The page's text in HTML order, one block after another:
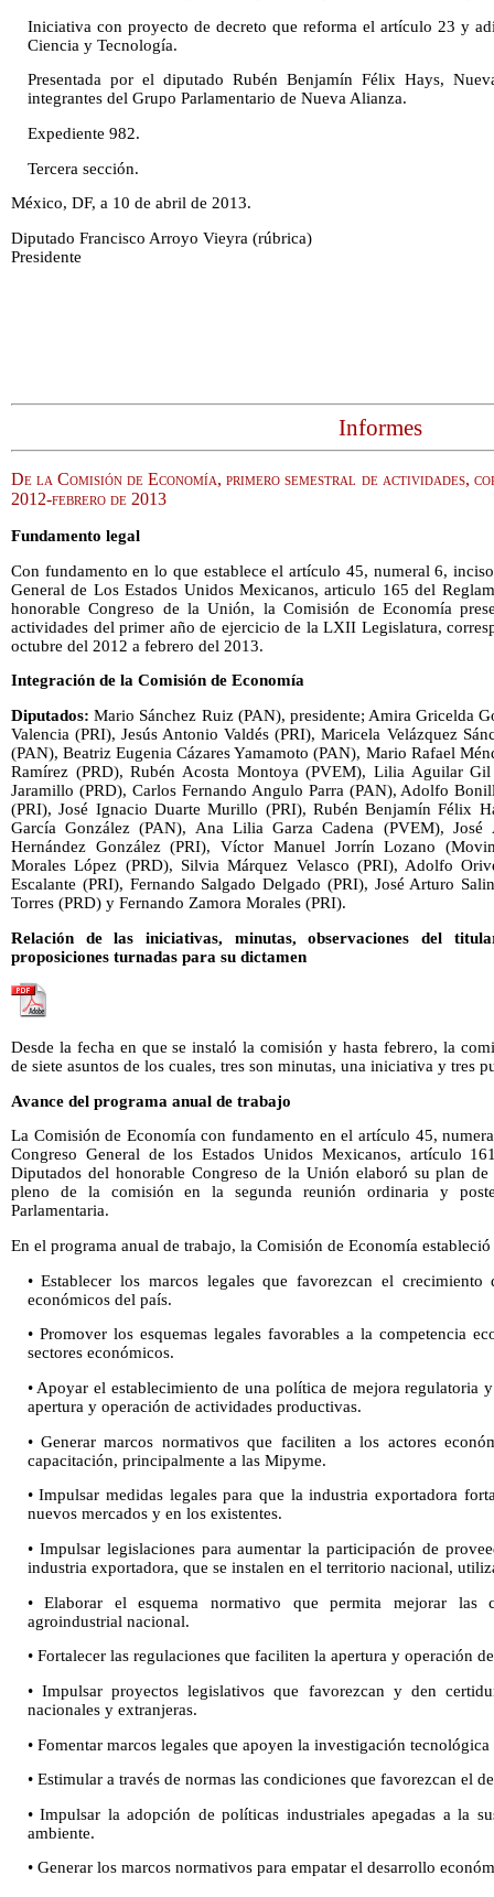
Iniciativa con proyecto de decreto que reforma el artículo 23 y
Ciencia y Tecnología.
Presentada por el diputado Rubén Benjamín Félix Hays,
integrantes del Grupo Parlamentario de Nueva Alianza.
Expediente 982.
Tercera sección.
México, DF, a 10 de abril de 2013.
Diputado Francisco Arroyo Vieyra (rúbrica)
Presidente
Informes
De la Comisión de Economía, primero semestral de actividades,
2012-febrero de 2013
Fundamento legal
Con fundamento en lo que establece el artículo 45, numeral 6,
General de Los Estados Unidos Mexicanos, articulo 165 del
honorable Congreso de la Unión, la Comisión de Economía
actividades del primer año de ejercicio de la LXII Legislatura,
octubre del 2012 a febrero del 2013.
Integración de la Comisión de Economía
Diputados: Mario Sánchez Ruiz (PAN), presidente; Amira Gricelda
Valencia (PRI), Jesús Antonio Valdés (PRI), Maricela Velázquez
(PAN), Beatriz Eugenia Cázares Yamamoto (PAN), Mario Rafael
Ramírez (PRD), Rubén Acosta Montoya (PVEM), Lilia Aguilar
Jaramillo (PRD), Carlos Fernando Angulo Parra (PAN), Adolfo
(PRI), José Ignacio Duarte Murillo (PRI), Rubén Benjamín Félix
García González (PAN), Ana Lilia Garza Cadena (PVEM),
Hernández González (PRI), Víctor Manuel Jorrín Lozano
Morales López (PRD), Silvia Márquez Velasco (PRI), Adolfo
Escalante (PRI), Fernando Salgado Delgado (PRI), José Arturo
Torres (PRD) y Fernando Zamora Morales (PRI).
Relación de las iniciativas, minutas, observaciones del
proposiciones turnadas para su dictamen
Desde la fecha en que se instaló la comisión y hasta febrero, la
de siete asuntos de los cuales, tres son minutas, una iniciativa y tres
Avance del programa anual de trabajo
La Comisión de Economía con fundamento en el artículo 45,
Congreso General de los Estados Unidos Mexicanos, artículo
Diputados del honorable Congreso de la Unión elaboró su plan
pleno de la comisión en la segunda reunión ordinaria y
Parlamentaria.
En el programa anual de trabajo, la Comisión de Economía
• Establecer los marcos legales que favorezcan el
económicos del país.
• Promover los esquemas legales favorables a la competencia
sectores económicos.
• Apoyar el establecimiento de una política de mejora regulatoria
apertura y operación de actividades productivas.
• Generar marcos normativos que faciliten a los actores
capacitación, principalmente a las Mipyme.
• Impulsar medidas legales para que la industria exportadora
nuevos mercados y en los existentes.
• Impulsar legislaciones para aumentar la participación de
industria exportadora, que se instalen en el territorio nacional,
• Elaborar el esquema normativo que permita mejorar las
agroindustrial nacional.
• Fortalecer las regulaciones que faciliten la apertura y operación
• Impulsar proyectos legislativos que favorezcan y den
nacionales y extranjeras.
• Fomentar marcos legales que apoyen la investigación
• Estimular a través de normas las condiciones que favorezcan el
• Impulsar la adopción de políticas industriales apegadas a la
ambiente.
• Generar los marcos normativos para empatar el desarrollo